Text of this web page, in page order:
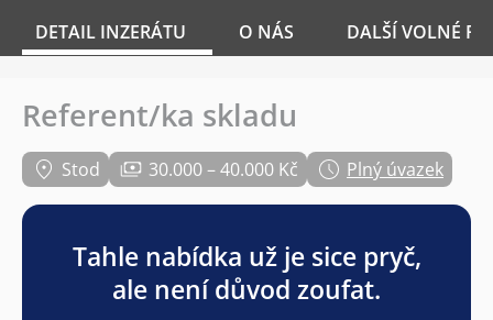
DETAIL INZERÁTU O NÁS DALŠÍ VOLNÉ
Referent/ka skladu
Stod 30.000 – 40.000 Kč Plný úvazek
Tahle nabídka už je sice pryč,
ale není důvod zoufat.